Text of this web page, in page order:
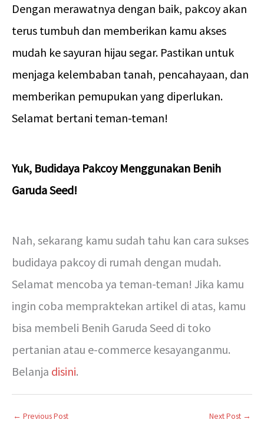
Dengan merawatnya dengan baik, pakcoy akan
terus tumbuh dan memberikan kamu akses
mudah ke sayuran hijau segar. Pastikan untuk
menjaga kelembaban tanah, pencahayaan, dan
memberikan pemupukan yang diperlukan.
Selamat bertani teman-teman!
Yuk, Budidaya Pakcoy Menggunakan Benih
Garuda Seed!
Nah, sekarang kamu sudah tahu kan cara sukses
budidaya pakcoy di rumah dengan mudah.
Selamat mencoba ya teman-teman! Jika kamu
ingin coba mempraktekan artikel di atas, kamu
bisa membeli Benih Garuda Seed di toko
pertanian atau e-commerce kesayanganmu.
Belanja disini.
← Previous Post Next Post →